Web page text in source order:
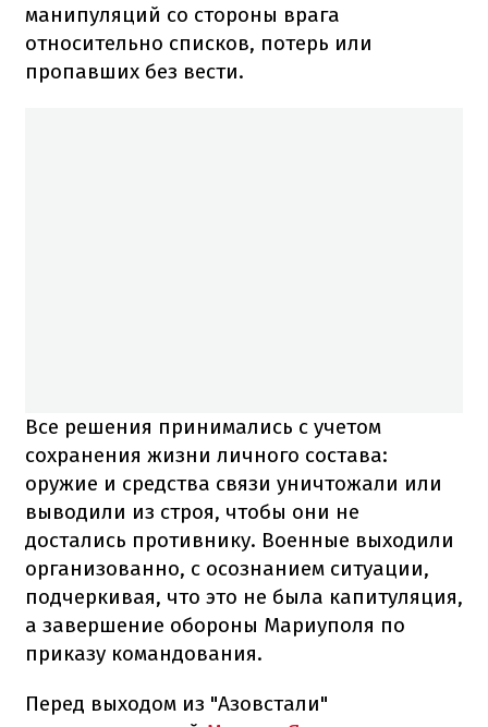
манипуляций со стороны врага
относительно списков, потерь или
пропавших без вести.
Все решения принимались с учетом
сохранения жизни личного состава:
оружие и средства связи уничтожали или
выводили из строя, чтобы они не
достались противнику. Военные выходили
организованно, с осознанием ситуации,
подчеркивая, что это не была капитуляция,
а завершение обороны Мариуполя по
приказу командования.
Перед выходом из "Азовстали"